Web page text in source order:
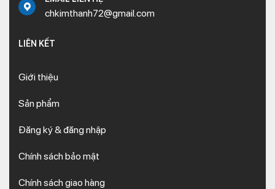
chkimthanh72@gmail.com
LIÊN KẾT
Giới thiệu
Sản phẩm
Đăng ký & đăng nhập
Chính sách bảo mật
Chính sách giao hàng